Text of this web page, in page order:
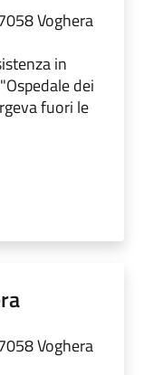
Voghera
in
dei
fuori le
Voghera